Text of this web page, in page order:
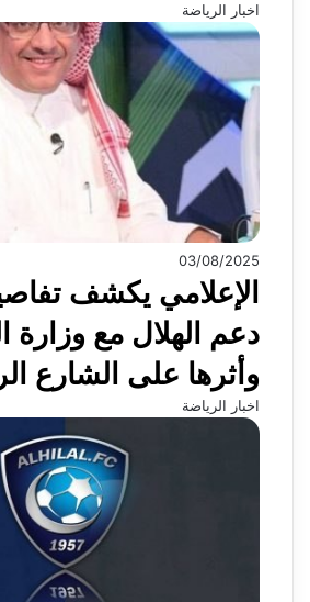
اخبار الرياضة
03/08/2025
الإعلامي يكشف
دعم الهلال مع وزارة
وأثرها على الشارع
اخبار الرياضة